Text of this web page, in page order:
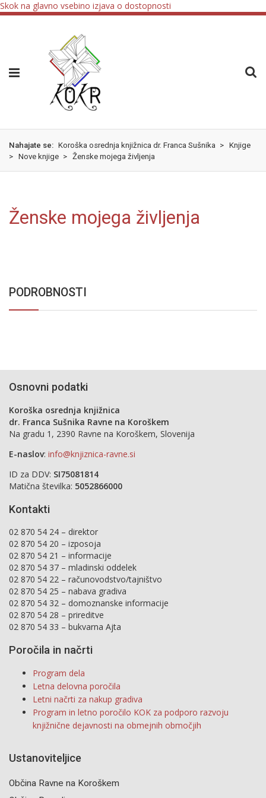
Skok na glavno vsebino izjava o dostopnosti
Nahajate se: Koroška osrednja knjižnica dr. Franca Sušnika > Knjige
> Nove knjige > Ženske mojega življenja
Ženske mojega življenja
PODROBNOSTI
Osnovni podatki
Koroška osrednja knjižnica
dr. Franca Sušnika Ravne na Koroškem
Na gradu 1, 2390 Ravne na Koroškem, Slovenija
E-naslov: info@knjiznica-ravne.si
ID za DDV: SI75081814
Matična številka: 5052866000
Kontakti
02 870 54 24 – direktor
02 870 54 20 – izposoja
02 870 54 21 – informacije
02 870 54 37 – mladinski oddelek
02 870 54 22 – računovodstvo/tajništvo
02 870 54 25 – nabava gradiva
02 870 54 32 – domoznanske informacije
02 870 54 28 – prireditve
02 870 54 33 – bukvarna Ajta
Poročila in načrti
Program dela
Letna delovna poročila
Letni načrti za nakup gradiva
Program in letno poročilo KOK za podporo razvoju
knjižnične dejavnosti na obmejnih območjih
Ustanoviteljice
Občina Ravne na Koroškem